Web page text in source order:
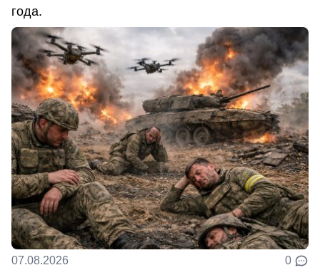
года.
07.08.2026 0